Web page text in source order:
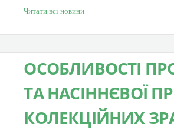
Читати всі новини
ОСОБЛИВОСТІ
ТА НАСІННЄВОЇ
КОЛЕКЦІЙНИХ